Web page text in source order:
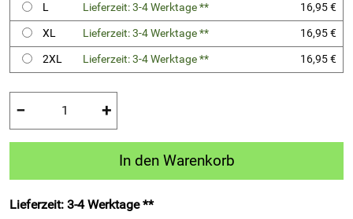
L
Lieferzeit: 3-4 Werktage **
16,95 €
XL
Lieferzeit: 3-4 Werktage **
16,95 €
2XL
Lieferzeit: 3-4 Werktage ** 16,95 €
− +
In den Warenkorb
Lieferzeit: 3-4 Werktage **